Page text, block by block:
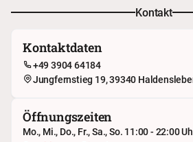
Kontakt
Kontaktdaten
+49 3904 64184
Jungfernstieg 19, 39340
Öffnungszeiten
Mo., Mi., Do., Fr., Sa., So. 11:00 - 22:00